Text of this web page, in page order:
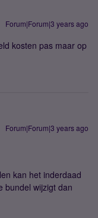
Forum|Forum|3 years ago
kosten pas maar op
Forum|Forum|3 years ago
kan het inderdaad
bundel wijzigt dan